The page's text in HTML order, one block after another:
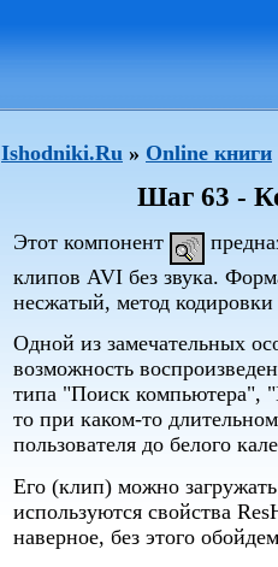
Ishodniki.Ru » Online книги
Шаг 63 -
Этот компонент
клипов AVI без звука.
несжатый, метод
Одной из замечательных
возможность
типа "Поиск компьютера",
то при каком-то
пользователя до белого
Его (клип) можно
используются свойства
наверное, без этого